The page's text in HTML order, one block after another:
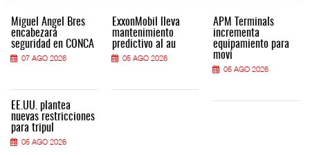
Miguel Ángel Bres
encabezará
seguridad en CONCA
07 AGO 2026
EE.UU. plantea
nuevas restricciones
para tripul
05 AGO 2026
ExxonMobil lleva
mantenimiento
predictivo al au
05 AGO 2026
APM Terminals
incrementa
equipamiento para
movi
05 AGO 2026